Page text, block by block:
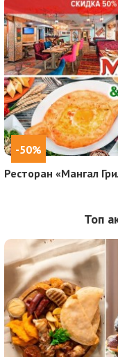
-50%
Ресторан «Мангал
Топ